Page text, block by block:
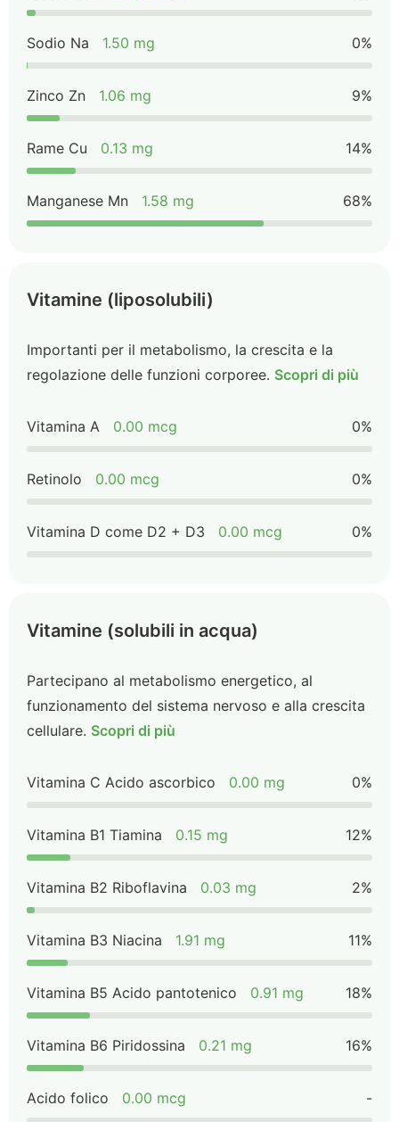
Sodio Na 1.50 mg 0%
Zinco Zn 1.06 mg 9%
Rame Cu 0.13 mg 14%
Manganese Mn 1.58 mg 68%
Vitamine (liposolubili)
Importanti per il metabolismo, la crescita e la
regolazione delle funzioni corporee. Scopri di più
Vitamina A 0.00 mcg 0%
Retinolo 0.00 mcg 0%
Vitamina D come D2 + D3 0.00 mcg 0%
Vitamine (solubili in acqua)
Partecipano al metabolismo energetico, al
funzionamento del sistema nervoso e alla crescita
cellulare. Scopri di più
Vitamina C Acido ascorbico 0.00 mg 0%
Vitamina B1 Tiamina 0.15 mg 12%
Vitamina B2 Riboflavina 0.03 mg 2%
Vitamina B3 Niacina 1.91 mg 11%
Vitamina B5 Acido pantotenico 0.91 mg 18%
Vitamina B6 Piridossina 0.21 mg 16%
Acido folico 0.00 mcg -